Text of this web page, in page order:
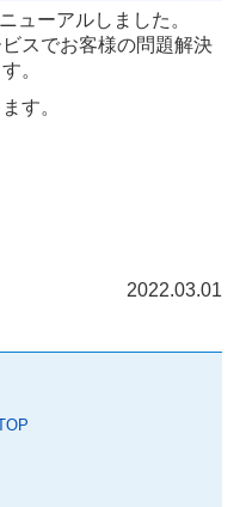
ューアルしました。
スでお客様の問題解決
。
す。
2022.03.01